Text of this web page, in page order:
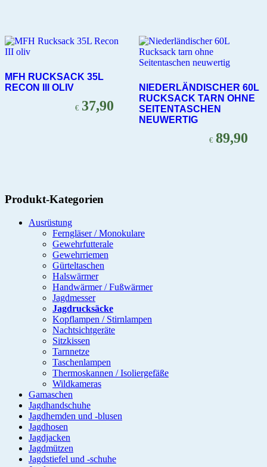
MFH RUCKSACK 35L
RECON III OLIV
€ 37,90
NIEDERLÄNDISCHER 60L
RUCKSACK TARN OHNE
SEITENTASCHEN
NEUWERTIG
€ 89,90
Produkt-Kategorien
Ausrüstung
Ferngläser / Monokulare
Gewehrfutterale
Gewehrriemen
Gürteltaschen
Halswärmer
Handwärmer / Fußwärmer
Jagdmesser
Jagdrucksäcke
Kopflampen / Stirnlampen
Nachtsichtgeräte
Sitzkissen
Tarnnetze
Taschenlampen
Thermoskannen / Isoliergefäße
Wildkameras
Gamaschen
Jagdhandschuhe
Jagdhemden und -blusen
Jagdhosen
Jagdjacken
Jagdmützen
Jagdstiefel und -schuhe